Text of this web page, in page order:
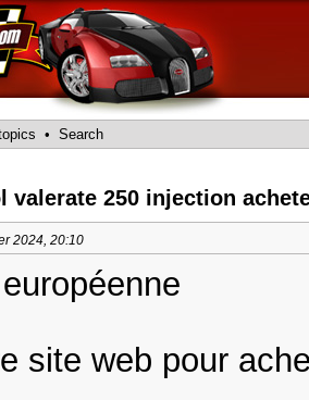
• Search
valerate 250 injection
2024, 20:10
site web pour